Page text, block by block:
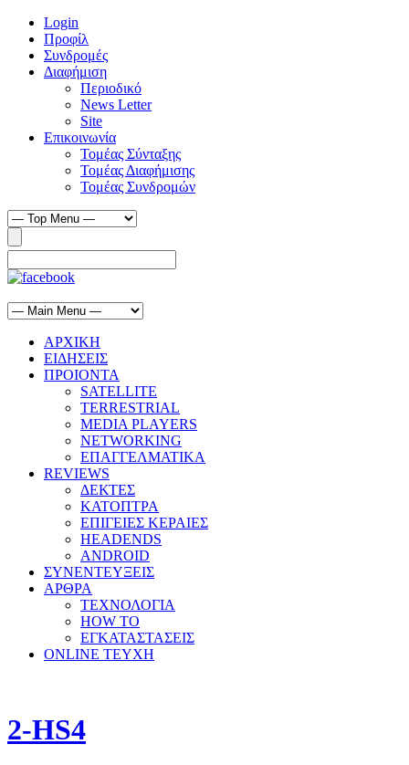
Login
Προφίλ
Συνδρομές
Διαφήμιση
Περιοδικό
News Letter
Site
Επικοινωνία
Τομέας Σύνταξης
Τομέας Διαφήμισης
Τομέας Συνδρομών
ΑΡΧΙΚΗ
ΕΙΔΗΣΕΙΣ
ΠΡΟΙΟΝΤΑ
SATELLITE
TERRESTRIAL
MEDIA PLAYERS
NETWORKING
ΕΠΑΓΓΕΛΜΑΤΙΚΑ
REVIEWS
ΔΕΚΤΕΣ
ΚΑΤΟΠΤΡΑ
ΕΠΙΓΕΙΕΣ ΚΕΡΑΙΕΣ
HEADENDS
ANDROID
ΣΥΝΕΝΤΕΥΞΕΙΣ
ΑΡΘΡΑ
ΤΕΧΝΟΛΟΓΙΑ
HOW TO
ΕΓΚΑΤΑΣΤΑΣΕΙΣ
ONLINE TEYXH
2-HS4